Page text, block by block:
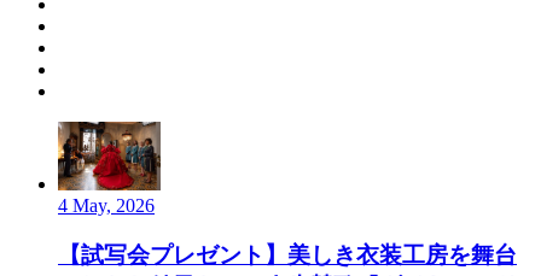
4 May, 2026
【試写会プレゼント】美しき衣装工房を舞台